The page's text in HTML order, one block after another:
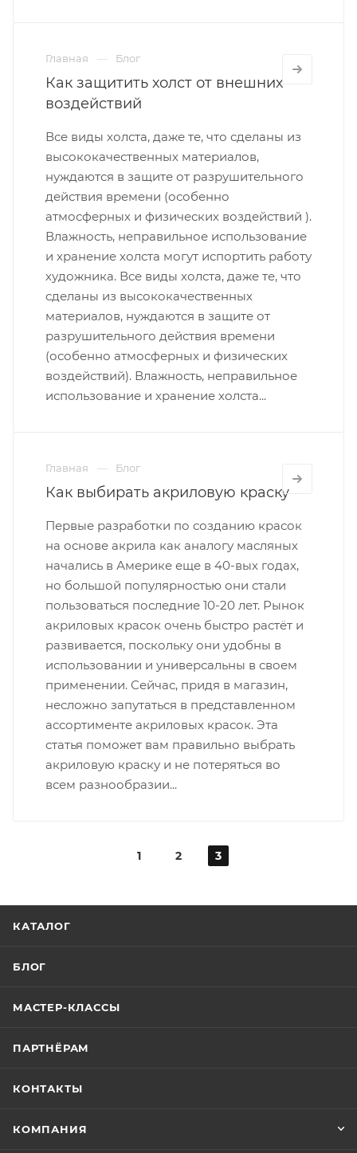
Главная Блог
Как защитить холст от внешних
воздействий
Все виды холста, даже те, что сделаны из
высококачественных материалов,
нуждаются в защите от разрушительного
действия времени (особенно
атмосферных и физических воздействий ).
Влажность, неправильное использование
и хранение холста могут испортить работу
художника. Все виды холста, даже те, что
сделаны из высококачественных
материалов, нуждаются в защите от
разрушительного действия времени
(особенно атмосферных и физических
воздействий). Влажность, неправильное
использование и хранение холста...
Главная Блог
Как выбирать акриловую краску
Первые разработки по созданию красок
на основе акрила как аналогу масляных
начались в Америке еще в 40-вых годах,
но большой популярностью они стали
пользоваться последние 10-20 лет. Рынок
акриловых красок очень быстро растёт и
развивается, поскольку они удобны в
использовании и универсальны в своем
применении. Сейчас, придя в магазин,
несложно запутаться в представленном
ассортименте акриловых красок. Эта
статья поможет вам правильно выбрать
акриловую краску и не потеряться во
всем разнообразии...
1 2 3
КАТАЛОГ
БЛОГ
МАСТЕР-КЛАССЫ
ПАРТНЁРАМ
КОНТАКТЫ
КОМПАНИЯ